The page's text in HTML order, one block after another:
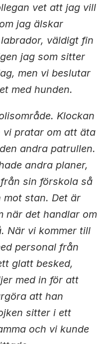
vet att jag vill
jag älskar
väldigt fin
jag som sitter
men vi beslutar
med hunden.
Klockan
vi pratar om att äta
andra patrullen.
andra planer,
sin förskola så
stan. Det är
när det handlar om
När vi kommer till
personal från
glatt besked,
med in för att
att han
sitter i ett
och vi kunde